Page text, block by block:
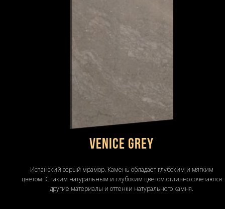
VENICE GREY
Испанский серый мрамор. Камень обладает глубоким и мягким
цветом. С таким натуральным и глубоким цветом отлично сочетаются
другие материалы и оттенки натурального камня.